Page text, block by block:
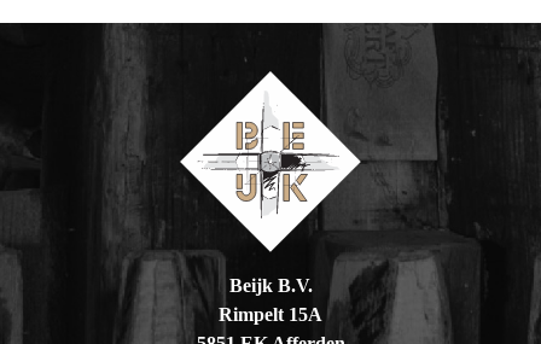
Beijk B.V.
Rimpelt 15A